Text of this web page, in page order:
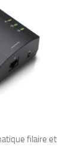
filaire et